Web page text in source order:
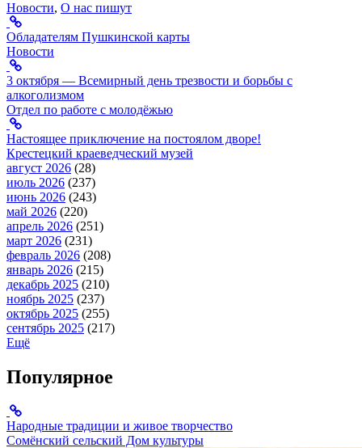
Новости, О нас пишут
Обладателям Пушкинской карты
Новости
3 октября — Всемирный день трезвости и борьбы с
алкоголизмом
Отдел по работе с молодёжью
Настоящее приключение на постоялом дворе!
Крестецкий краеведческий музей
август 2026 (28)
июль 2026 (237)
июнь 2026 (243)
май 2026 (220)
апрель 2026 (251)
март 2026 (231)
февраль 2026 (208)
январь 2026 (215)
декабрь 2025 (210)
ноябрь 2025 (237)
октябрь 2025 (255)
сентябрь 2025 (217)
Ещё
Популярное
Народные традиции и живое творчество
Сомёнский сельский Дом культуры